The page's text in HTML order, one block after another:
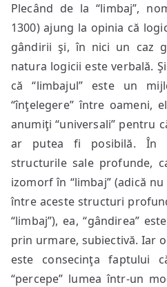
Plecând de la “limbaj”,
1300) ajung la opinia că
gândirii şi, în nici un caz
natura logicii este verbală.
că “limbajul” este un
“înţelegere” între oameni,
anumiţi “universali” pentru
ar putea fi posibilă. În
structurile sale profunde,
izomorf în “limbaj” (adică
între aceste structuri
“limbaj”), ea, “gândirea”
prin urmare, subiectivă. Iar
este consecinţa faptului
“percepe” lumea într-un